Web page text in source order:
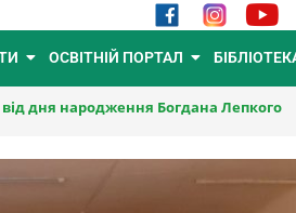
ОСВІТНІЙ ПОРТАЛ
дня народження Богдана Лепкого